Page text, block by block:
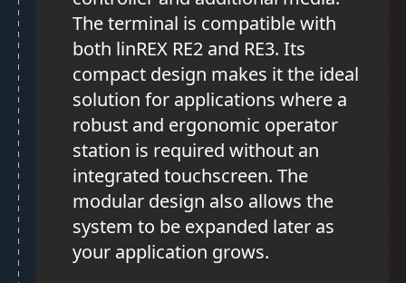
The terminal is compatible with
both linREX RE2 and RE3. Its
compact design makes it the ideal
solution for applications where a
robust and ergonomic operator
station is required without an
integrated touchscreen. The
modular design also allows the
system to be expanded later as
your application grows.